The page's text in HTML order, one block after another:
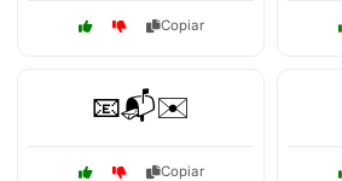
Copiar
📧📬✉️
Copiar